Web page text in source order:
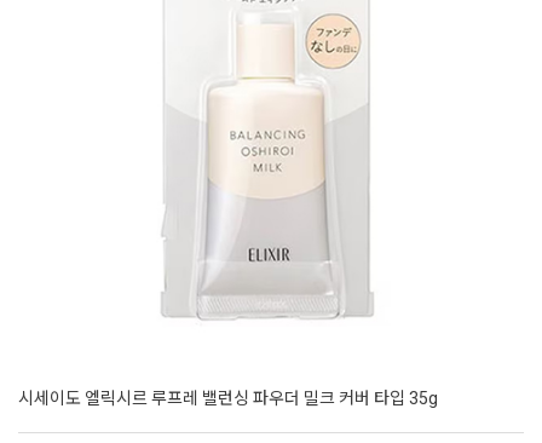
시세이도 엘릭시르 루프레 밸런싱 파우더 밀크 커버 타입 35g